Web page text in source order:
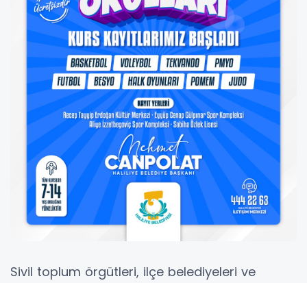
Sivil toplum örgütleri, ilçe belediyeleri ve